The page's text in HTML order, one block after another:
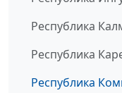
Республика
Республика
Республика